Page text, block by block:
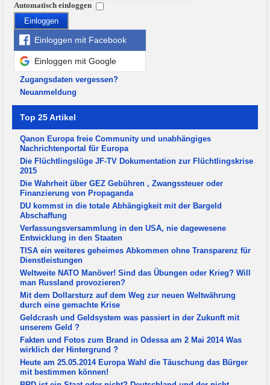
Automatisch einloggen
Einloggen
Einloggen mit Facebook
Einloggen mit Google
Zugangsdaten vergessen?
Neuanmeldung
Top 25 Artikel
Qanon Europa freie Community und unabhängiges
Nachrichtenportal für Europa
Die Flüchtlingslüge JF-TV Dokumentation zur Flüchtlingskrise
2015
Die Wahrheit über GEZ Gebühren , Zwangssteuer oder
Finanzierung von Propaganda
DU kommst in die totale Abhängigkeit mit der Bargeld
Abschaffung
Verfassungsversammlung in den USA, nie dagewesene
Entwicklung in den Staaten
TISA ein weiteres geheimes Abkommen ohne Transparenz für
Dienstleistungen
Weltweite NATO Manöver! Sind das Übungen oder Krieg? Will
man Russland provozieren?
Mit dem Dollarsturz auf dem Weg zur neuen Weltwährung
durch eine gemachte Krise
Geldcrash und Geldsystem was passiert in der Zukunft mit
unserem Geld ?
Fakten und Fotos zum Brand in Odessa am 2 Mai 2014 Was
wirklich der Hintergrund ?
Heute am 25.05.2014 Europa Wahl die Täuschung das Bürger
mit bestimmen können!